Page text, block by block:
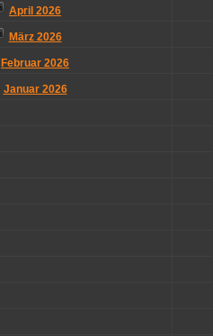
April 2026
März 2026
Februar 2026
Januar 2026